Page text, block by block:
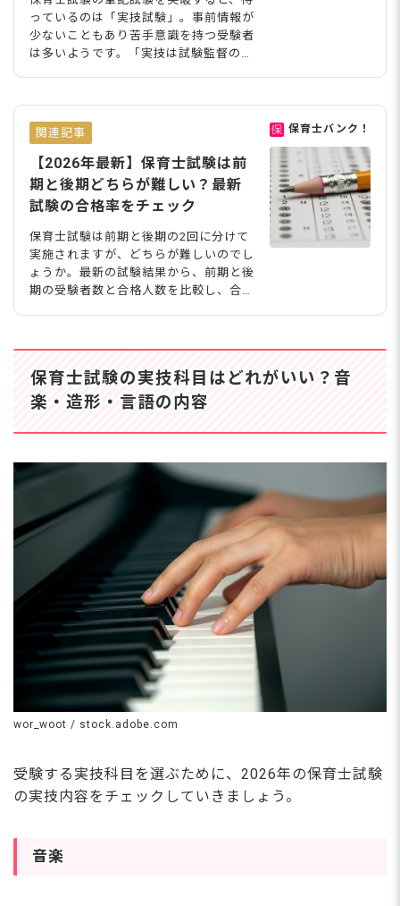
っているのは「実技試験」。事前情報が
少ないこともあり苦手意識を持つ受験者
は多いようです。「実技は試験監督の目
験の実技試験の基本的な内容と合格率、
そ して試験監督が評価するポイントな
ども併せて紹介します！ 【保育士試
験】実技試験の分野と内容 保育士試験
の実技試験は以下の3分野で構成されて
います。 音楽に関する技術 造形に関す
る技術 言語に関する技術 しかしこの3
分野をすべて受験するわけではなく、こ
の中から自分で2分野を選択して受験し
ます。 この科目選択は一次試験を受け
る前、願書提出の段階で
関連記事
【2026年最新】保育士試験は前
期と後期どちらが難しい？最新
試験の合格率をチェック
保育士試験は前期と後期の2回に分けて
実施されますが、どちらが難しいのでし
ょうか。最新の試験結果から、前期と後
期の受験者数と合格人数を比較し、合格
考にしてくださいね。 【2026年】保育
士試験の筆記試験日程 保育士試験は1年
あれば年齢を問わずに誰でも受けられま
験があり、筆記に合格すれば実技を受験
できます。2026年の筆記試験日程は、
以下のとおりです。 前期試験：2026年4
月18日（
保育士バンク！
保育士試験の実技科目はどれがいい？音
楽・造形・言語の内容
wor_woot / stock.adobe.com
受験する実技科目を選ぶために、2026年の保育士試験
の実技内容をチェックしていきましょう。
音楽